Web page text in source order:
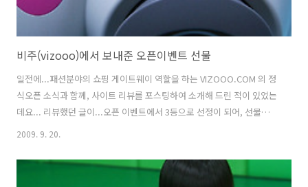
비주(vizooo)에서 보내준 오픈이벤트 선물
일전에...패션분야의 쇼핑 게이트웨이 역할을 하는 VIZOOO.COM 의 정
식오픈 소식과 함께, 사이트 리뷰를 포스팅하여 소개해 드린 적이 있었는
데요... 리뷰했던 글이...오픈 이벤트에서 3등으로 선정이 되어, 선물을
보내주셨네요~~ ^^ 후지필름의 인스탁 미니 7S와 함께, 필름 한통을 동
지..^^ 참고로...비주(VIZOOO)에 대해서 다시한 번 간단히 소개를 드리
면, 비주얼검색을 내세운 패션전문 검색엔진(?)이라고도 할 수도 있구
2009. 9. 20.